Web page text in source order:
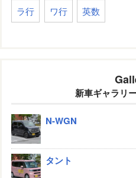
ラ行 ワ行 英数
新車ギャラリ
N-WGN
タント